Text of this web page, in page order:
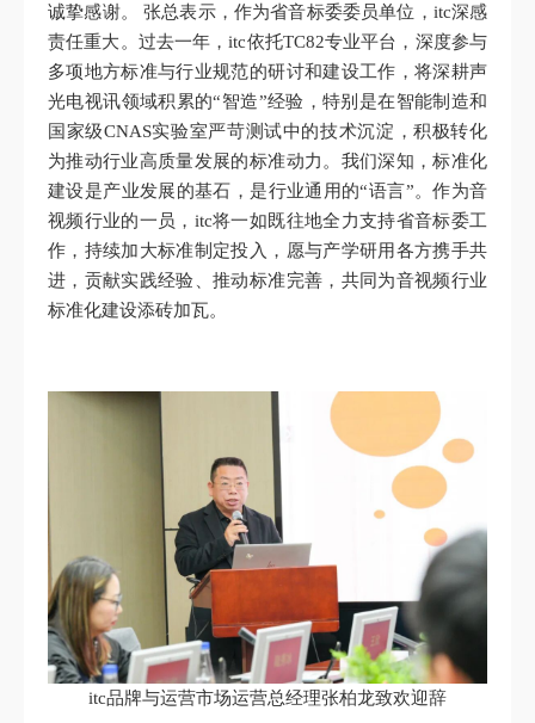
诚挚感谢。 张总表示，作为省音标委委员单位，itc深感
责任重大。过去一年，itc依托TC82专业平台，深度参与
多项地方标准与行业规范的研讨和建设工作，将深耕声
光电视讯领域积累的“智造”经验，特别是在智能制造和
国家级CNAS实验室严苛测试中的技术沉淀，积极转化
为推动行业高质量发展的标准动力。我们深知，标准化
建设是产业发展的基石，是行业通用的“语言”。作为音
视频行业的一员，itc将一如既往地全力支持省音标委工
作，持续加大标准制定投入，愿与产学研用各方携手共
进，贡献实践经验、推动标准完善，共同为音视频行业
标准化建设添砖加瓦。
itc品牌与运营市场运营总经理张柏龙致欢迎辞